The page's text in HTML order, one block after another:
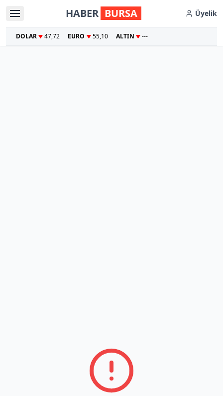
HABER BURSA Üyelik
DOLAR 47,72 EURO 55,10 ALTIN ---